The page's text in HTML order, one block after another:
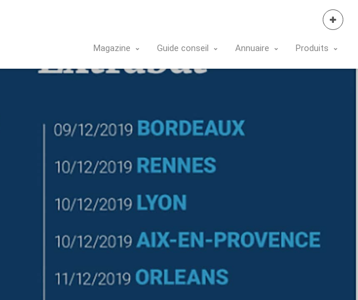
Magazine Guide conseil Annuaire Produits